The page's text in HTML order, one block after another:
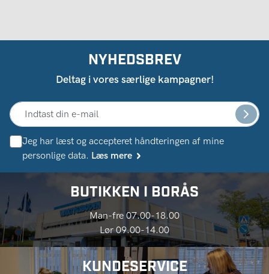
NYHEDSBREV
Deltag i vores særlige kampagner!
Jeg har læst og accepteret håndteringen af ​​mine
personlige data. Læs mere
BUTIKKEN I BORÅS
Man-fre 07.00-18.00
Lør 09.00-14.00
KUNDESERVICE